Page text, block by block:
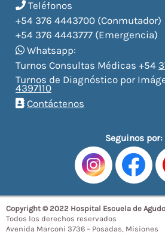
Teléfonos
+54 376 4443700 (Conmutador)
+54 376 4443777 (Emergencia)
Whatsapp:
Turnos Consultas Médicas +54
Turnos de Diagnóstico por
4397110
Contáctenos
Seguinos por:
Copyright © 2022 Hospital Escuela de
Todos los derechos reservados
Avenida Marconi 3736 – Posadas, Misiones